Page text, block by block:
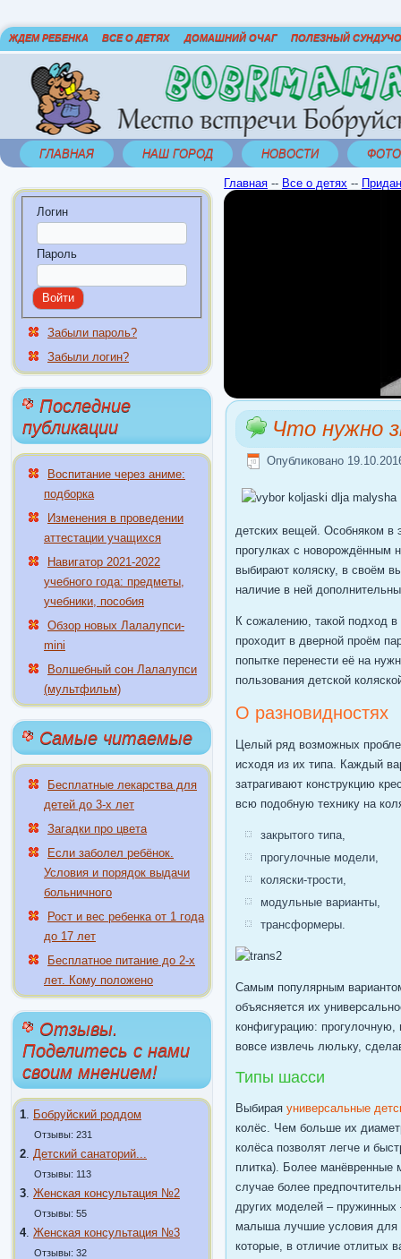
ЖДЕМ РЕБЕНКА ВСЕ О ДЕТЯХ ДОМАШНИЙ ОЧАГ ПОЛЕЗНЫЙ
ГЛАВНАЯ НАШ ГОРОД НОВОСТИ
Логин
Пароль
Забыли пароль?
Забыли логин?
Последние
публикации
Воспитание через аниме:
подборка
Изменения в проведении
аттестации учащихся
Навигатор 2021-2022
учебного года: предметы,
учебники, пособия
Обзор новых Лалалупси-
mini
Волшебный сон Лалалупси
(мультфильм)
Самые читаемые
Бесплатные лекарства для
детей до 3-х лет
Загадки про цвета
Если заболел ребёнок.
Условия и порядок выдачи
больничного
Рост и вес ребенка от 1 года
до 17 лет
Бесплатное питание до 2-х
лет. Кому положено
Отзывы.
Поделитесь с нами
своим мнением!
1 Бобруйский роддом
Отзывы: 231
2 Детский санаторий...
Отзывы: 113
3 Женская консультация №2
Отзывы: 55
4. Женская консультация №3
Отзывы: 32
Главная -- Все о детях --
Что нужно
Опубликовано
детских вещей. Особняком в
прогулках с новорождённым
выбирают коляску, в своём
наличие в ней
К сожалению, такой подход
проходит в дверной проём
попытке перенести её на
пользования детской
О разновидностях
Целый ряд возможных
исходя из их типа. Каждый
затрагивают конструкцию
всю подобную технику на
закрытого типа,
прогулочные модели,
коляски-трости,
модульные варианты,
трансформеры.
Самым популярным
объясняется их
конфигурацию: прогулочную,
вовсе извлечь люльку,
Типы шасси
Выбирая универсальные
колёс. Чем больше их
колёса позволят легче и
плитка). Более манёвренные
случае более
других моделей – пружинных
малыша лучшие условия для
которые, в отличие отлитых